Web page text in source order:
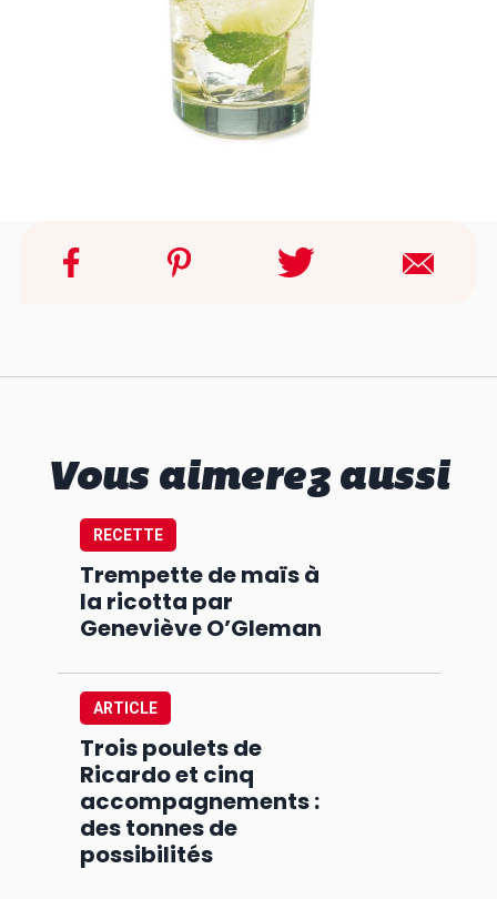
Vous aimerez aussi
RECETTE
Trempette de maïs à
la ricotta par
Geneviève O’Gleman
ARTICLE
Trois poulets de
Ricardo et cinq
accompagnements :
des tonnes de
possibilités